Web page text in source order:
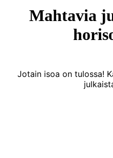
Mahtavia
Jotain isoa on tulossa!